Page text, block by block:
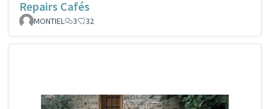
Repairs Cafés
MONTIEL 3 32